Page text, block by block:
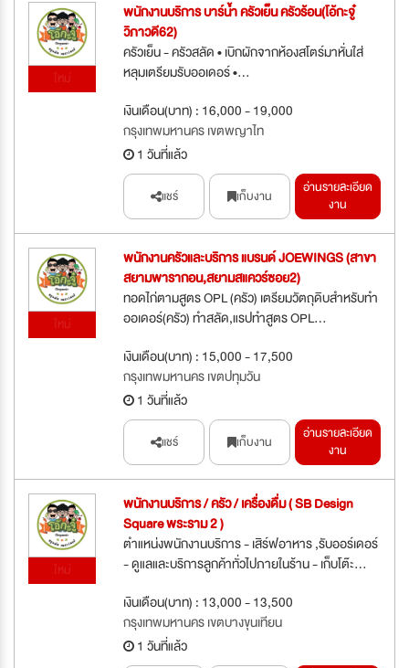
ใหม่
พนักงานบริการ บาร์น้ำ ครัวเย็น ครัวร้อน(โอ้กะจู๋
วิภาวดี62)
ครัวเย็น - ครัวสลัด • เบิกผักจากห้องสโตร์มาหั่นใส่
หลุมเตรียมรับออเดอร์ •...
เงินเดือน(บาท) : 16,000 - 19,000
กรุงเทพมหานคร เขตพญาไท
1 วันที่แล้ว
แชร์ เก็บงาน
อ่านรายละเอียด
งาน
ใหม่
พนักงานครัวและบริการ แบรนด์ JOEWINGS (สาขา
สยามพารากอน,สยามสแควร์ซอย2)
ทอดไก่ตามสูตร OPL (ครัว) เตรียมวัตถุดิบสำหรับทำ
ออเดอร์(ครัว) ทำสลัด,แรปทำสูตร OPL...
เงินเดือน(บาท) : 15,000 - 17,500
กรุงเทพมหานคร เขตปทุมวัน
1 วันที่แล้ว
แชร์ เก็บงาน
อ่านรายละเอียด
งาน
ใหม่
พนักงานบริการ / ครัว / เครื่องดื่ม ( SB Design
Square พระราม 2 )
ตำแหน่งพนักงานบริการ - เสิร์ฟอาหาร ,รับออร์เดอร์
- ดูแลและบริการลูกค้าทั่วไปภายในร้าน - เก็บโต๊ะ...
เงินเดือน(บาท) : 13,000 - 13,500
กรุงเทพมหานคร เขตบางขุนเทียน
1 วันที่แล้ว